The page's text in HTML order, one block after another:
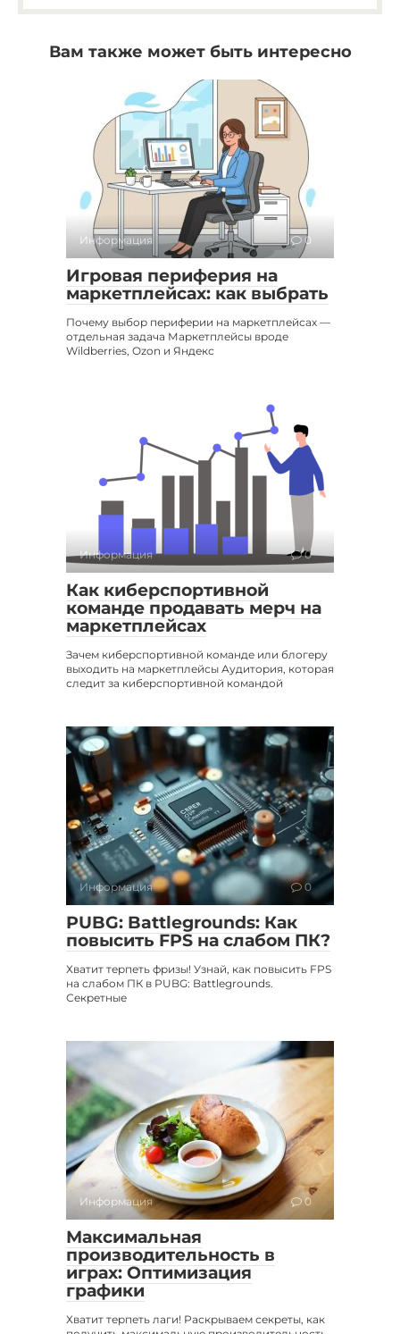
Вам также может быть интересно
Информация 0
Игровая периферия на
маркетплейсах: как выбрать
Почему выбор периферии на маркетплейсах —
отдельная задача Маркетплейсы вроде
Wildberries, Ozon и Яндекс
Информация 0
Как киберспортивной
команде продавать мерч на
маркетплейсах
Зачем киберспортивной команде или блогеру
выходить на маркетплейсы Аудитория, которая
следит за киберспортивной командой
Информация 0
PUBG: Battlegrounds: Как
повысить FPS на слабом ПК?
Хватит терпеть фризы! Узнай, как повысить FPS
на слабом ПК в PUBG: Battlegrounds.
Секретные
Информация 0
Максимальная
производительность в
играх: Оптимизация
графики
Хватит терпеть лаги! Раскрываем секреты, как